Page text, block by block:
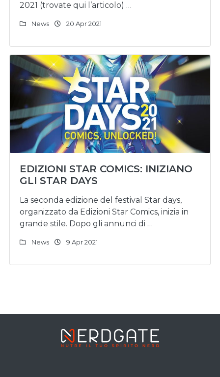
2021 (trovate qui l’articolo) …
News 20 Apr 2021
EDIZIONI STAR COMICS: INIZIANO
GLI STAR DAYS
La seconda edizione del festival Star days,
organizzato da Edizioni Star Comics, inizia in
grande stile. Dopo gli annunci di …
News 9 Apr 2021